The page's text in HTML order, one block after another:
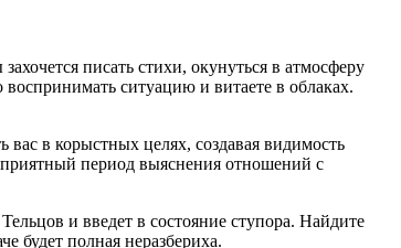
писать стихи, окунуться в атмосферу
ситуацию и витаете в облаках.
в корыстных целях, создавая видимость
период выяснения отношений с
и введет в состояние ступора. Найдите
будет полная неразбериха.